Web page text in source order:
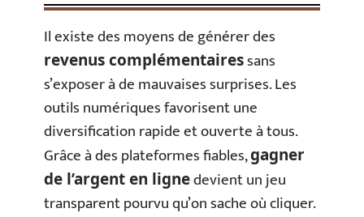
Il existe des moyens de générer des
revenus complémentairessans
s’exposer à de mauvaises surprises. Les
outils numériques favorisent une
diversification rapide et ouverte à tous.
Grâce à des plateformes fiables,gagner
de l’argent en lignedevient un jeu
transparent pourvu qu’on sache où cliquer.